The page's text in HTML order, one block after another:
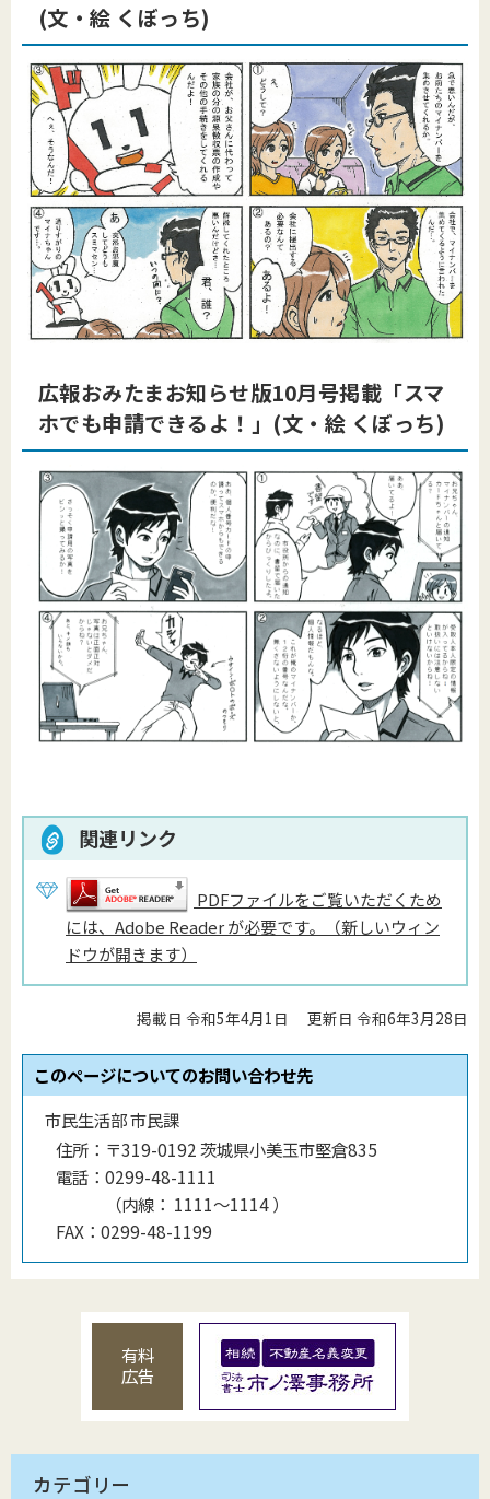
(文・絵 くぼっち)
広報おみたまお知らせ版10月号掲載「スマ
ホでも申請できるよ！」(文・絵 くぼっち)
関連リンク
PDFファイルをご覧いただくため
には、Adobe Reader が必要です。（新しいウィン
ドウが開きます）
掲載日 令和5年4月1日 更新日 令和6年3月28日
このページについてのお問い合わせ先
市民生活部 市民課
住所： 〒319-0192 茨城県小美玉市堅倉835
電話： 0299-48-1111
（内線 ： 1111〜1114）
FAX： 0299-48-1199
有料
広告
カテゴリー